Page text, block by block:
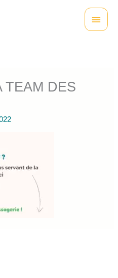
Menu
TEAM DES